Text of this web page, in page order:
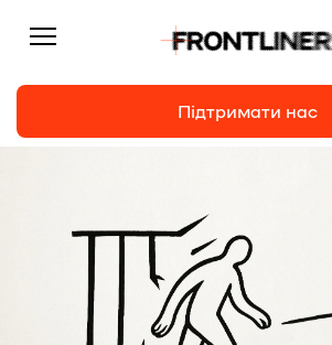
Статті
Особисто
Підтримати нас